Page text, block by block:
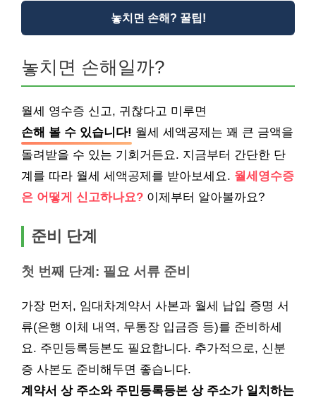
놓치면 손해? 꿀팁!
놓치면 손해일까?
월세 영수증 신고, 귀찮다고 미루면
손해 볼 수 있습니다! 월세 세액공제는 꽤 큰 금액을
돌려받을 수 있는 기회거든요. 지금부터 간단한 단
계를 따라 월세 세액공제를 받아보세요. 월세영수증
은 어떻게 신고하나요? 이제부터 알아볼까요?
준비 단계
첫 번째 단계: 필요 서류 준비
가장 먼저, 임대차계약서 사본과 월세 납입 증명 서
류(은행 이체 내역, 무통장 입금증 등)를 준비하세
요. 주민등록등본도 필요합니다. 추가적으로, 신분
증 사본도 준비해두면 좋습니다.
계약서 상 주소와 주민등록등본 상 주소가 일치하는